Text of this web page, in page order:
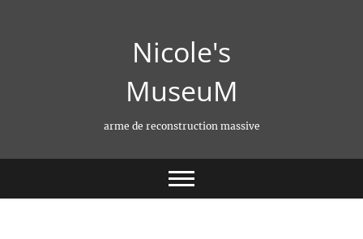
Nicole's
MuseuM
arme de reconstruction massive